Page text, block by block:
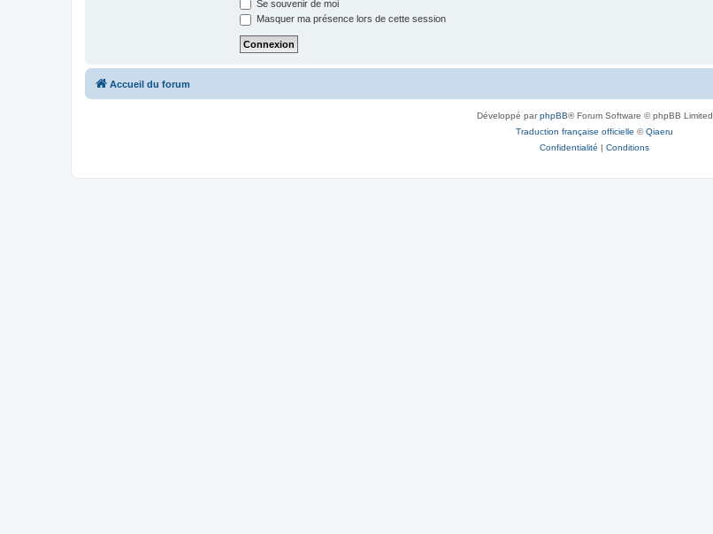
Se souvenir de moi
Masquer ma présence lors de cette session
Accueil du forum
Développé parphpBB® Forum Software © phpBB Limited
Traduction française officielle ©Qiaeru
Confidentialité | Conditions